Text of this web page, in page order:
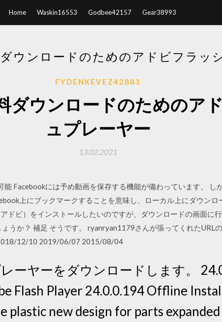
Home Waskin16553 Godbee42157 Gear38993
ウンロードのためのアドビフラッ
FYDENKEVEZ42883
ダウンロードのためのア
ュプレーヤー
13.02.2021
能 Facebookには予め動画を保存する機能が備わっています。 し
上にブックマークすることを意味し、ローカル上にダウンロ
ドビ）をインストールしたいのですが、ダウンロードの画面に
うか？ 補足 そうです。 ryanryan1179さんが張ってくれたURL
12/10 2019/06/07 2015/08/04
ーヤーをダウンロードします。
Flash Player 24.0.0.194 Offline
plastic new design for parts